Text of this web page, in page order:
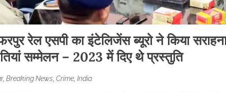
रेल एसपी का इंटेलिजेंस ब्यूरो ने किया सराहना,
सम्मेलन – 2023 में दिए थे प्रस्तुति
, Breaking News Crime India